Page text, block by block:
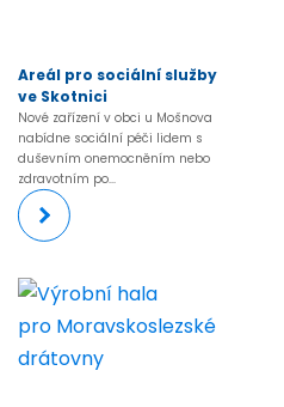
Areál pro sociální služby
ve Skotnici
Nové zařízení v obci u Mošnova
nabídne sociální péči lidem s
duševním onemocněním nebo
zdravotním po...